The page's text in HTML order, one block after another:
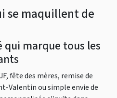
se maquillent de
qui marque tous les
fête des mères, remise de
Valentin ou simple envie de